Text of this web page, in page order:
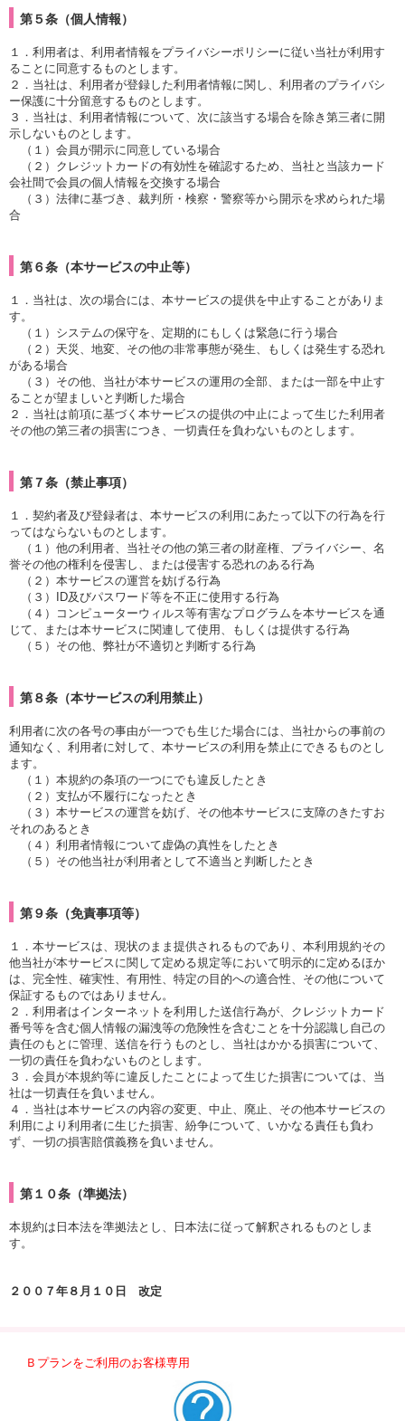
第５条（個人情報）
１．利用者は、利用者情報をプライバシーポリシーに従い当社が利用す
ることに同意するものとします。
２．当社は、利用者が登録した利用者情報に関し、利用者のプライバシ
ー保護に十分留意するものとします。
３．当社は、利用者情報について、次に該当する場合を除き第三者に開
示しないものとします。
（１）会員が開示に同意している場合
（２）クレジットカードの有効性を確認するため、当社と当該カード
会社間で会員の個人情報を交換する場合
（３）法律に基づき、裁判所・検察・警察等から開示を求められた場
合
第６条（本サービスの中止等）
１．当社は、次の場合には、本サービスの提供を中止することがありま
す。
（１）システムの保守を、定期的にもしくは緊急に行う場合
（２）天災、地変、その他の非常事態が発生、もしくは発生する恐れ
がある場合
（３）その他、当社が本サービスの運用の全部、または一部を中止す
ることが望ましいと判断した場合
２．当社は前項に基づく本サービスの提供の中止によって生じた利用者
その他の第三者の損害につき、一切責任を負わないものとします。
第７条（禁止事項）
１．契約者及び登録者は、本サービスの利用にあたって以下の行為を行
ってはならないものとします。
（１）他の利用者、当社その他の第三者の財産権、プライバシー、名
誉その他の権利を侵害し、または侵害する恐れのある行為
（２）本サービスの運営を妨げる行為
（３）ID及びパスワード等を不正に使用する行為
（４）コンピューターウィルス等有害なプログラムを本サービスを通
じて、または本サービスに関連して使用、もしくは提供する行為
（５）その他、弊社が不適切と判断する行為
第８条（本サービスの利用禁止）
利用者に次の各号の事由が一つでも生じた場合には、当社からの事前の
通知なく、利用者に対して、本サービスの利用を禁止にできるものとし
ます。
（１）本規約の条項の一つにでも違反したとき
（２）支払が不履行になったとき
（３）本サービスの運営を妨げ、その他本サービスに支障のきたすお
それのあるとき
（４）利用者情報について虚偽の真性をしたとき
（５）その他当社が利用者として不適当と判断したとき
第９条（免責事項等）
１．本サービスは、現状のまま提供されるものであり、本利用規約その
他当社が本サービスに関して定める規定等において明示的に定めるほか
は、完全性、確実性、有用性、特定の目的への適合性、その他について
保証するものではありません。
２．利用者はインターネットを利用した送信行為が、クレジットカード
番号等を含む個人情報の漏洩等の危険性を含むことを十分認識し自己の
責任のもとに管理、送信を行うものとし、当社はかかる損害について、
一切の責任を負わないものとします。
３．会員が本規約等に違反したことによって生じた損害については、当
社は一切責任を負いません。
４．当社は本サービスの内容の変更、中止、廃止、その他本サービスの
利用により利用者に生じた損害、紛争について、いかなる責任も負わ
ず、一切の損害賠償義務を負いません。
第１０条（準拠法）
本規約は日本法を準拠法とし、日本法に従って解釈されるものとしま
す。
２００７年８月１０日 改定
Ｂプランをご利用のお客様専用